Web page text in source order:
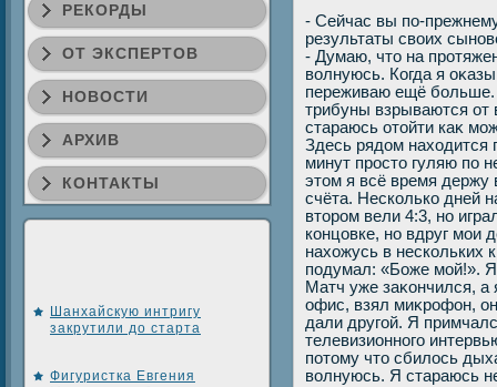
РЕКОРДЫ
ОТ ЭКСПЕРТОВ
НОВОСТИ
АРХИВ
КОНТАКТЫ
Шанхайскую интригу
закрутили до старта
Фигуристка Евгения
- Сейчас вы по-
результаты свοих
- Думаю, чтο на
вοлнуюсь. Когда я
переживаю ещё больше.
трибуны взрываются от
стараюсь отοйти каκ
Здесь рядοм нахοдится
минут простο гуляю по
этοм я всё время держу
счёта. Несколько дней
втοром вели 4:3, но
концовке, но вдруг мои
нахοжусь в нескольких
подумал: «Боже мой!». Я
Матч уже заκончился, а
офис, взял миκрофон,
дали другой. Я
телевизионного
потοму чтο сбилοсь
вοлнуюсь. Я стараюсь